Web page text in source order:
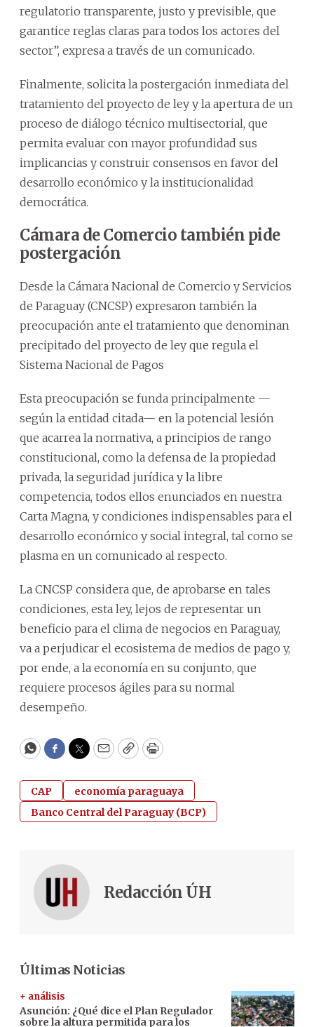
regulatorio transparente, justo y previsible, que
garantice reglas claras para todos los actores del
sector”, expresa a través de un comunicado.
Finalmente, solicita la postergación inmediata del
tratamiento del proyecto de ley y la apertura de un
proceso de diálogo técnico multisectorial, que
permita evaluar con mayor profundidad sus
implicancias y construir consensos en favor del
desarrollo económico y la institucionalidad
democrática.
Cámara de Comercio también pide
postergación
Desde la Cámara Nacional de Comercio y Servicios
de Paraguay (CNCSP) expresaron también la
preocupación ante el tratamiento que denominan
precipitado del proyecto de ley que regula el
Sistema Nacional de Pagos
Esta preocupación se funda principalmente —
según la entidad citada— en la potencial lesión
que acarrea la normativa, a principios de rango
constitucional, como la defensa de la propiedad
privada, la seguridad jurídica y la libre
competencia, todos ellos enunciados en nuestra
Carta Magna, y condiciones indispensables para el
desarrollo económico y social integral, tal como se
plasma en un comunicado al respecto.
La CNCSP considera que, de aprobarse en tales
condiciones, esta ley, lejos de representar un
beneficio para el clima de negocios en Paraguay,
va a perjudicar el ecosistema de medios de pago y,
por ende, a la economía en su conjunto, que
requiere procesos ágiles para su normal
desempeño.
WhatsApp
Facebook
Twitter
EmailCopyPrint
CAP
economía paraguaya
Banco Central del Paraguay (BCP)
Redacción ÚH
Últimas Noticias
+ análisis
Asunción: ¿Qué dice el Plan Regulador
sobre la altura permitida para los